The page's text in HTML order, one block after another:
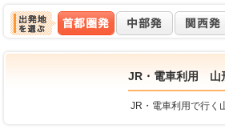
JR・電車利用 山
JR・電車利用で行く